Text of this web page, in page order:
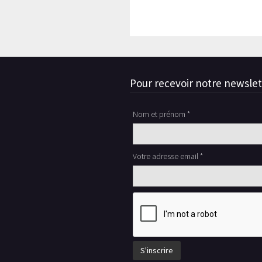
Pour recevoir notre
Nom et prénom *
Votre adresse email *